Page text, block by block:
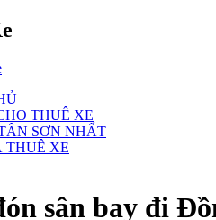
THUÊ XE
SƠN NHẤT
THUÊ XE
sân bay đi